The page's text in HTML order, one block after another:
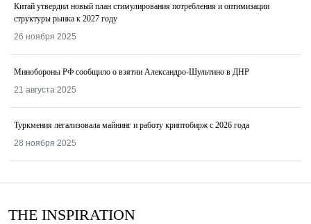
Китай утвердил новый план стимулирования потребления и оптимизации
структуры рынка к 2027 году
26 ноября 2025
Минобороны РФ сообщило о взятии Александро-Шультино в ДНР
21 августа 2025
Туркмения легализовала майнинг и работу криптобирж с 2026 года
28 ноября 2025
THE INSPIRATION